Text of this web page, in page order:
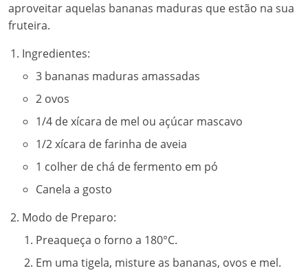
aproveitar aquelas bananas maduras que estão na sua
fruteira.
Ingredientes:
3 bananas maduras amassadas
2 ovos
1/4 de xícara de mel ou açúcar mascavo
1/2 xícara de farinha de aveia
1 colher de chá de fermento em pó
Canela a gosto
Modo de Preparo:
Preaqueça o forno a 180°C.
Em uma tigela, misture as bananas, ovos e mel.